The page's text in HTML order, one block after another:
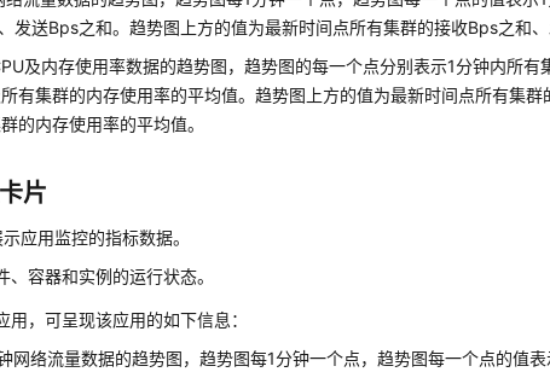
发送Bps之和。趋势图上方的值为最新时间点所有集群的接收Bps之和、
及内存使用率数据的趋势图，趋势图的每一个点分别表示1分钟内所有
有集群的内存使用率的平均值。趋势图上方的值为最新时间点所有集群
的内存使用率的平均值。
片
应用监控的指标数据。
、容器和实例的运行状态。
用，可呈现该应用的如下信息：
网络流量数据的趋势图，趋势图每1分钟一个点，趋势图每一个点的值